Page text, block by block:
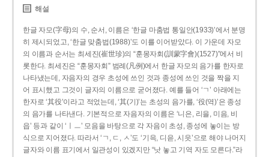
해설
한글 자모(字母)의 수, 순서, 이름은 ‘한글 마춤법 통일안(1933)’에서 분명
히 제시되었고, ‘한글 맞춤법(1988)’도 이를 이어받았다. 이 가운데 자모
의 이름과 순서는 최세진(崔世珍)의 “훈몽자회(訓蒙字會)(1527)”에서 비
롯한다. 최세진은 “훈몽자회” 범례(凡例)에서 한글 자모의 음가를 한자로
나타냈는데, 자음자의 경우 초성에 쓰인 것과 종성에 쓰인 것을 짝을 지
어 표시했고 그것이 글자의 이름으로 굳어졌다. 예를 들어 ‘ㄱ’ 아래에는
한자로 ‘其役’이라고 적었는데, ‘其(기)’는 초성의 음가를, ‘役(역)’은 종성
의 음가를 나타낸다. 기본적으로 자음자의 이름은 ‘니은, 리을, 미음, 비
읍’ 등과 같이 ‘ㅣㅡ’ 모음을 바탕으로 각 자음이 초성, 종성에 놓이는 방
식으로 지어졌다. 따라서 ‘ㄱ, ㄷ, ㅅ’도 ‘기윽, 디읃, 시읏’으로 해야 나머지
글자와 이름 표기에서 일관성이 있겠지만 “낫 놓고 기역 자도 모른다.”라